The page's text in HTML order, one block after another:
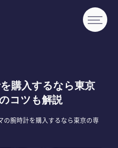
購入するなら東京
コツも解説
の腕時計を購入するなら東京の専